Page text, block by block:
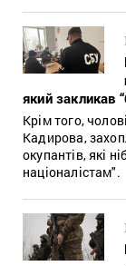
який закликав
Крім того,
Кадирова,
окупантів, які
націоналістам".